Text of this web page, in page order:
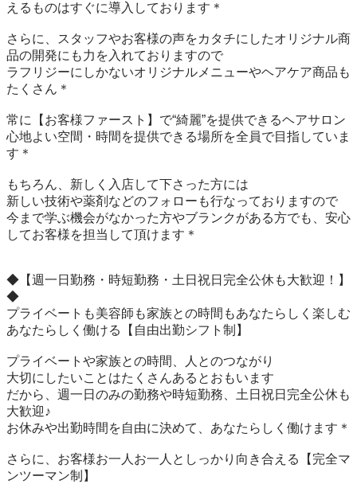
えるものはすぐに導入しております＊
さらに、スタッフやお客様の声をカタチにしたオリジナル商
品の開発にも力を入れておりますので
ラフリジーにしかないオリジナルメニューやヘアケア商品も
たくさん＊
常に【お客様ファースト】で“綺麗”を提供できるヘアサロン
心地よい空間・時間を提供できる場所を全員で目指していま
す＊
もちろん、新しく入店して下さった方には
新しい技術や薬剤などのフォローも行なっておりますので
今まで学ぶ機会がなかった方やブランクがある方でも、安心
してお客様を担当して頂けます＊
◆【週一日勤務・時短勤務・土日祝日完全公休も大歓迎！】
◆
プライベートも美容師も家族との時間もあなたらしく楽しむ
あなたらしく働ける【自由出勤シフト制】
プライベートや家族との時間、人とのつながり
大切にしたいことはたくさんあるとおもいます
だから、週一日のみの勤務や時短勤務、土日祝日完全公休も
大歓迎♪
お休みや出勤時間を自由に決めて、あなたらしく働けます＊
さらに、お客様お一人お一人としっかり向き合える【完全マ
ンツーマン制】